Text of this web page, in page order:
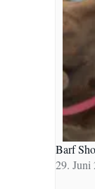
Barf
29. Juni